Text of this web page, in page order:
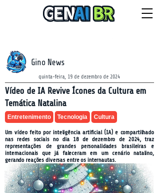
Gino News
quinta-feira, 19 de dezembro de 2024
Vídeo de IA Revive Ícones da Cultura em
Temática Natalina
Entretenimento Tecnologia Cultura
Um vídeo feito por inteligência artificial (IA) e compartilhado
nas redes sociais no dia 18 de dezembro de 2024, traz
representações de grandes personalidades brasileiras e
internacionais que já faleceram em um cenário natalino,
gerando reações diversas entre os internautas.